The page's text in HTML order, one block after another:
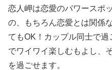
恋人岬は恋愛のパワースポ
の、もちろん恋愛とは関係
てもOK！カップル同士で
でワイワイ楽しむもよし、
を過ごせます。